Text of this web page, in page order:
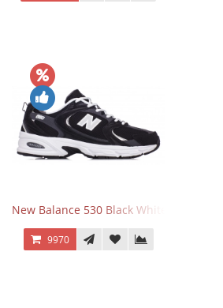
New Balance 530 Black White Silver
9970